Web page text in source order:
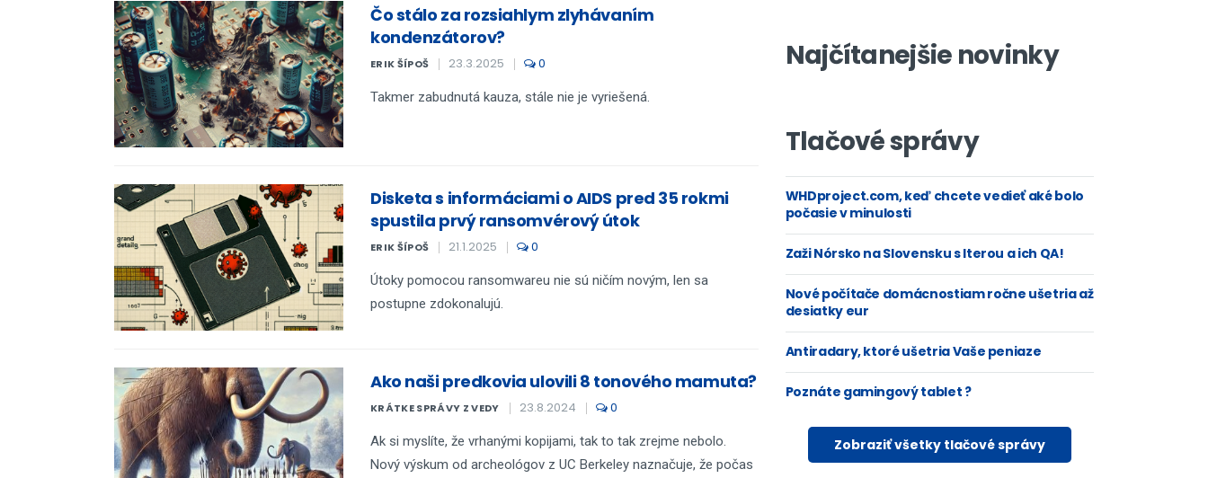
Čo stálo za rozsiahlym zlyhávaním
kondenzátorov?
ERIK ŠÍPOŠ 23.3.2025 0
Takmer zabudnutá kauza, stále nie je vyriešená.
Disketa s informáciami o AIDS pred 35 rokmi
spustila prvý ransomvérový útok
ERIK ŠÍPOŠ 21.1.2025 0
Útoky pomocou ransomwareu nie sú ničím novým, len sa
postupne zdokonalujú.
Ako naši predkovia ulovili 8 tonového mamuta?
KRÁTKE SPRÁVY Z VEDY 23.8.2024 0
Ak si myslíte, že vrhanými kopijami, tak to tak zrejme nebolo.
Nový výskum od archeológov z UC Berkeley naznačuje, že počas
Najčítanejšie novinky
Tlačové správy
WHDproject.com, keď chcete vedieť aké bolo
počasie v minulosti
Zaži Nórsko na Slovensku s Iterou a ich QA!
Nové počítače domácnostiam ročne ušetria až
desiatky eur
Antiradary, ktoré ušetria Vaše peniaze
Poznáte gamingový tablet ?
Zobraziť všetky tlačové správy